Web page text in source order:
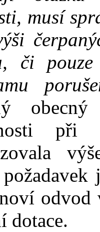
musí
či
pouze
při
požadavek
odvod
dotace.